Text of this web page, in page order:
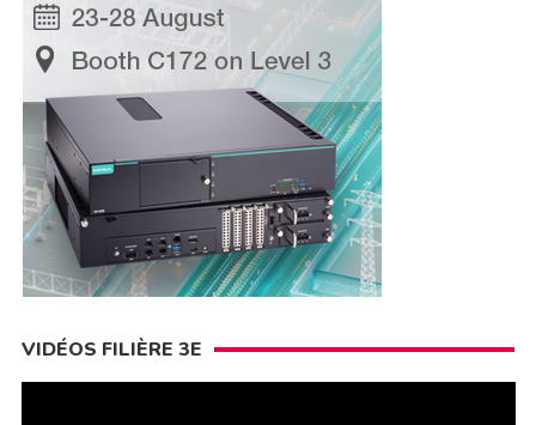
VIDÉOS FILIÈRE 3E